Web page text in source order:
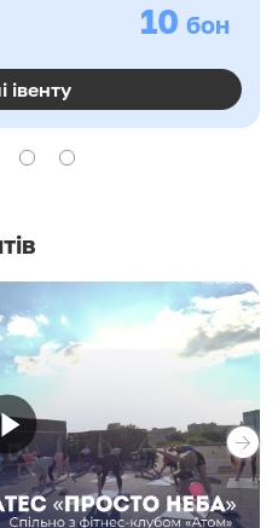
10 бон
івенту